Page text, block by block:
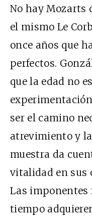
No hay Mozarts
el mismo Le
once años que
perfectos.
que la edad no
ser el camino
atrevimiento y
muestra da
vitalidad en sus
Las
tiempo